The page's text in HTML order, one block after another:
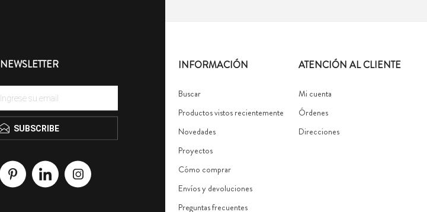
NEWSLETTER
SUBSCRIBE
INFORMACIÓN
Buscar
Productos vistos recientemente
Novedades
Proyectos
Cómo comprar
Envíos y devoluciones
Preguntas frecuentes
ATENCIÓN AL CLIENTE
Mi cuenta
Órdenes
Direcciones